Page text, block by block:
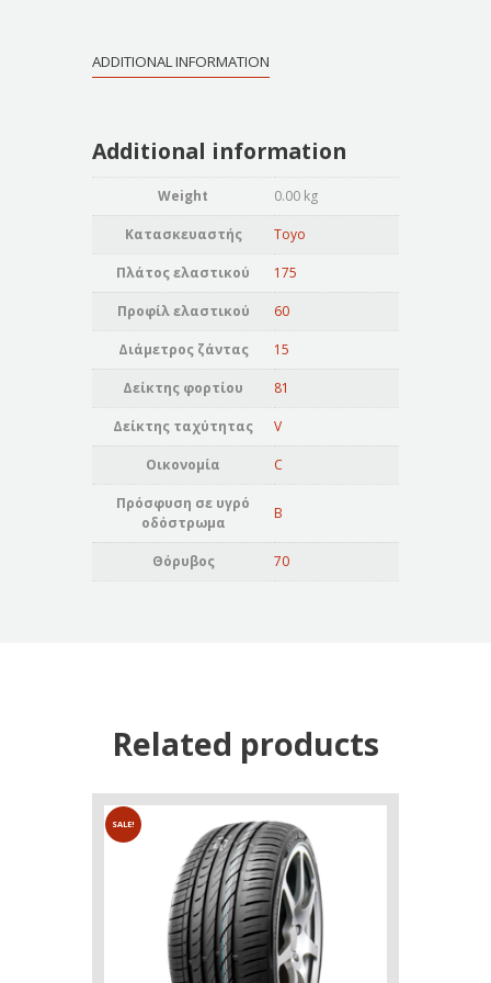
ADDITIONAL INFORMATION
Additional information
Weight 0.00 kg
Κατασκευαστής Toyo
Πλάτος ελαστικού 175
Προφίλ ελαστικού 60
Διάμετρος ζάντας 15
Δείκτης φορτίου 81
Δείκτης ταχύτητας V
Οικονομία C
Πρόσφυση σε υγρό
οδόστρωμα
B
Θόρυβος 70
Related products
SALE!